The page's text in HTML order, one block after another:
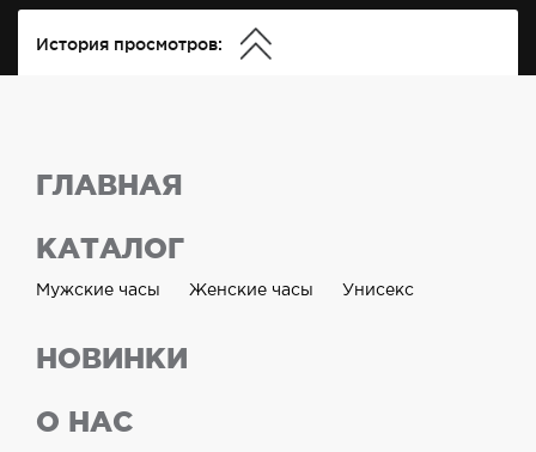
История просмотров:
ГЛАВНАЯ
КАТАЛОГ
Мужские часы Женские часы Унисекс
НОВИНКИ
О НАС